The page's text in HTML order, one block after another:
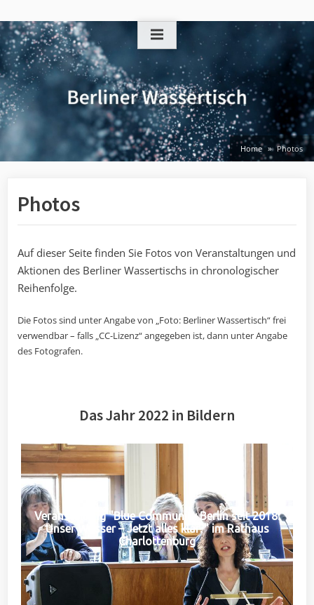
to
content
Home Photos
Photos
Auf dieser Seite finden Sie Fotos von Veranstaltungen und
Aktionen des Berliner Wassertischs in chronologischer
Reihenfolge.
Die Fotos sind unter Angabe von „Foto: Berliner Wassertisch“ frei
verwendbar – falls „CC-Lizenz“ angegeben ist, dann unter Angabe
des Fotografen.
Das Jahr 2022 in Bildern
Veranstaltung "Blue Community Berlin seit 2018:
Unser Wasser – Jetzt alles klar?" im Rathaus
Charlottenburg